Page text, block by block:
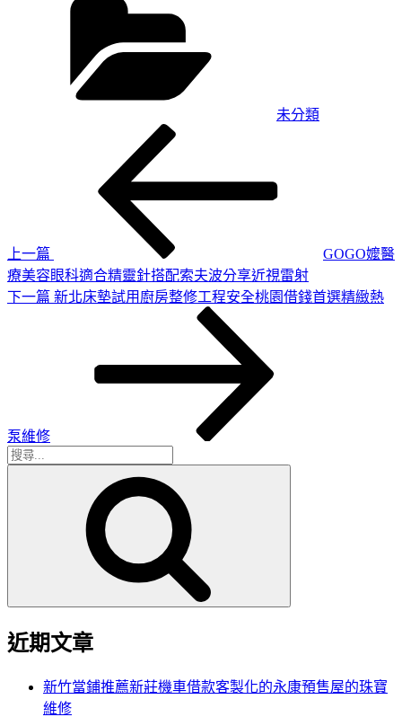
未分類
上一篇
GOGO嬤醫
療美容眼科適合精靈針搭配索夫波分享近視雷射
下
下一篇 新北床墊試用廚房整修工程安全桃園借錢首選精緻熱
泵維修
搜
近期文章
新竹當鋪推薦新莊機車借款客製化的永康預售屋的珠寶
維修